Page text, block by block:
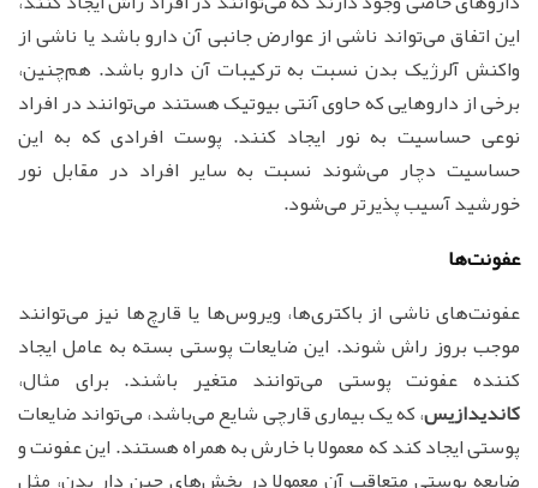
این اتفاق می‌تواند ناشی از عوارض جانبی آن دارو باشد یا ناشی از
واکنش آلرژیک بدن نسبت به ترکیبات آن دارو باشد. هم‌چنین،
برخی از داروهایی که حاوی آنتی بیوتیک هستند می‌توانند در افراد
نوعی حساسیت به نور ایجاد کنند. پوست افرادی که به این
حساسیت دچار می‌شوند نسبت به سایر افراد در مقابل نور
خورشید آسیب پذیرتر می‌شود.
عفونت‌ها
عفونت‌های ناشی از باکتری‌ها، ویروس‌ها یا قارچ‌ها نیز می‌توانند
موجب بروز راش شوند. این ضایعات پوستی بسته به عامل ایجاد
کننده عفونت پوستی می‌توانند متغیر باشند. برای مثال،
کاندیدازیس، که یک بیماری قارچی شایع می‌باشد، می‌تواند ضایعات
پوستی ایجاد کند که معمولا با خارش به همراه هستند. این عفونت و